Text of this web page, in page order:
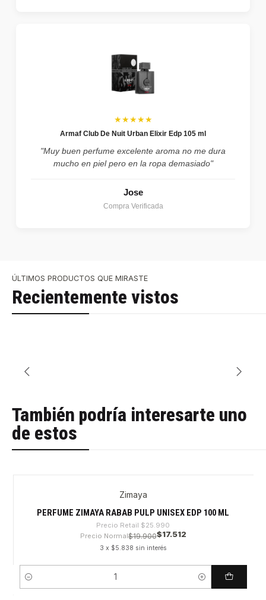
★★★★★
Armaf Club De Nuit Urban Elixir Edp 105 ml
"Muy buen perfume excelente aroma no me dura
mucho en piel pero en la ropa demasiado"
Jose
Compra Verificada
ÚLTIMOS PRODUCTOS QUE MIRASTE
Recientemente vistos
También podría interesarte uno
de estos
Nuevo
Zimaya
PERFUME ZIMAYA RABAB PULP UNISEX EDP 100 ML
Precio Retail $25.990
Precio Normal$19.900$17.512
3 x $5.838 sin interés
Cantidad